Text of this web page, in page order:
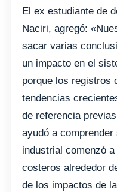
El ex estudiante de
Naciri, agregó:
sacar varias
un impacto en el
porque los registros
tendencias
de referencia
ayudó a
industrial comenzó
costeros alrededor
de los impactos de